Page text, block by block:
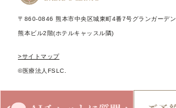
〒860-0846 熊本市中央区城東町4番7号グランガーデン
熊本ビル2階(ホテルキャッスル隣)
>サイトマップ
©医療法人FSLC.